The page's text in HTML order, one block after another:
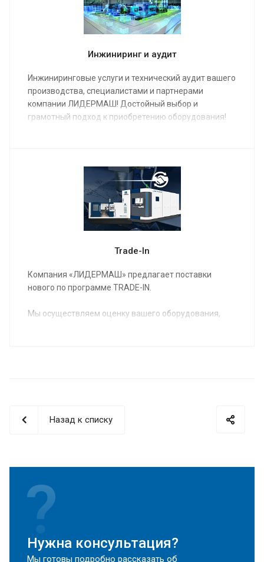
Инжиниринг и аудит
Инжиниринговые услуги и технический аудит вашего
производства, специалистами и партнерами
компании ЛИДЕРМАШ! Достойный выбор и
грамотный подход к приобретению оборудования!
Trade-In
Компания «ЛИДЕРМАШ» предлагает поставки
нового по программе TRADE-IN.
Мы осуществляем оценку вашего оборудования,
Назад к списку
Нужна консультация?
Мы готовы подробно рассказать об